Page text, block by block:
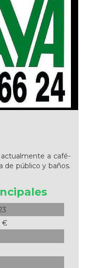
a café-
de público y baños.
€